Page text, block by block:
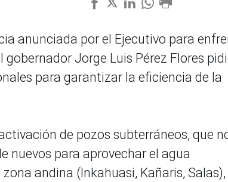
anunciada por el Ejecutivo para
Jorge Luis Pérez Flores
para garantizar la eficiencia de la
de pozos subterráneos, que
nuevos para aprovechar el agua
andina (Inkahuasi, Kañaris, Salas),